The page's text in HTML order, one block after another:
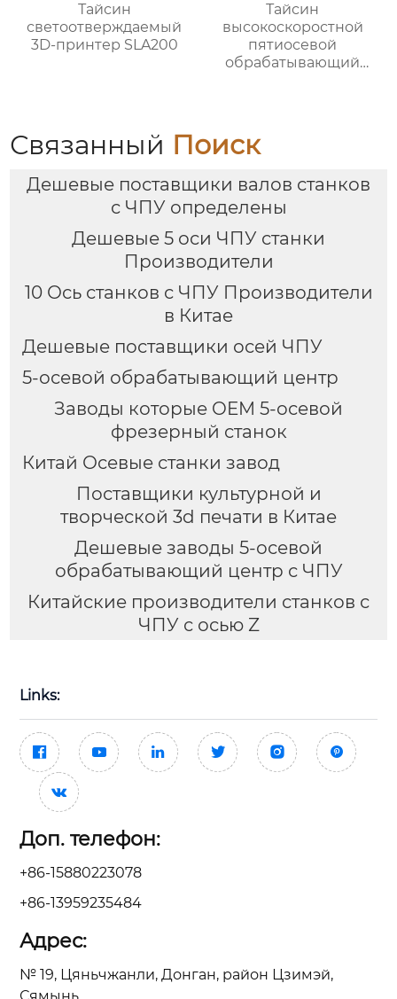
Тайсин
светоотверждаемый
3D-принтер SLA200
Тайсин
высокоскоростной
пятиосевой
обрабатывающий
Связанный Поиск
Дешевые поставщики валов станков
с ЧПУ определены
Дешевые 5 оси ЧПУ станки
Производители
10 Ось станков с ЧПУ Производители
в Китае
Дешевые поставщики осей ЧПУ
5-осевой обрабатывающий центр
Заводы которые OEM 5-осевой
фрезерный станок
Китай Осевые станки завод
Поставщики культурной и
творческой 3d печати в Китае
Дешевые заводы 5-осевой
обрабатывающий центр с ЧПУ
Китайские производители станков с
ЧПУ с осью Z
Links:
     

Доп. телефон:
+86-15880223078
+86-13959235484
Адрес:
№ 19, Цяньчжанли, Донган, район Цзимэй,